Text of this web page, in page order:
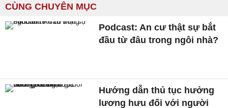
CÙNG CHUYÊN MỤC
Podcast: An cư thật sự bắt
đầu từ đâu trong ngôi nhà?
Hướng dẫn thủ tục hưởng
lương hưu đối với người